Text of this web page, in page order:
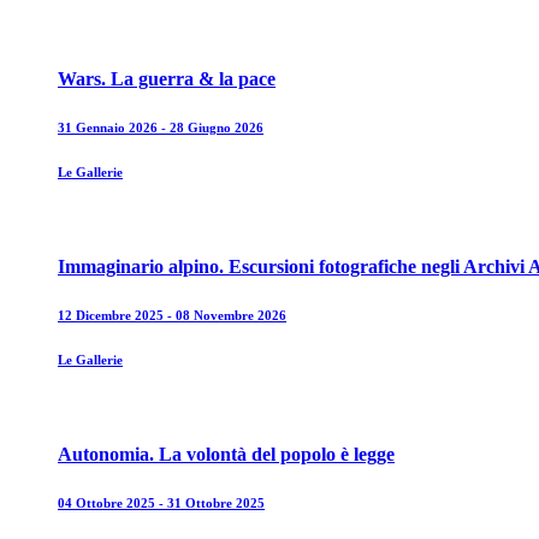
Wars. La guerra & la pace
31 Gennaio 2026 - 28 Giugno 2026
Le Gallerie
Immaginario alpino. Escursioni fotografiche negli Archivi
12 Dicembre 2025 - 08 Novembre 2026
Le Gallerie
Autonomia. La volontà del popolo è legge
04 Ottobre 2025 - 31 Ottobre 2025